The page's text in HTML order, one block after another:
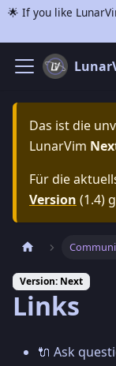
🌟 If you like
Das ist die
LunarVim
Für die
Version (1.4)
Version: Next
Links
🔌 Ask